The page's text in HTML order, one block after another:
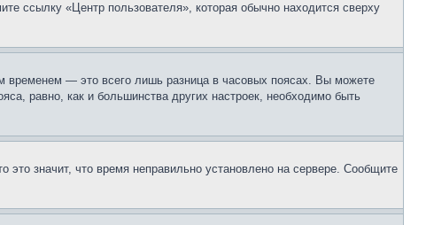
ссылку «Центр пользователя», которая обычно находится сверху
временем — это всего лишь разница в часовых поясах. Вы можете
равно, как и большинства других настроек, необходимо быть
это значит, что время неправильно установлено на сервере. Сообщите